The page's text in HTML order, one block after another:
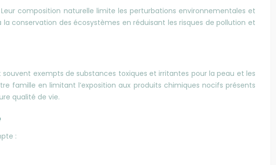
composition naturelle limite les perturbations environnementales et
conservation des écosystèmes en réduisant les risques de pollution et
exempts de substances toxiques et irritantes pour la peau et les
famille en limitant l’exposition aux produits chimiques nocifs présents
qualité de vie.
: